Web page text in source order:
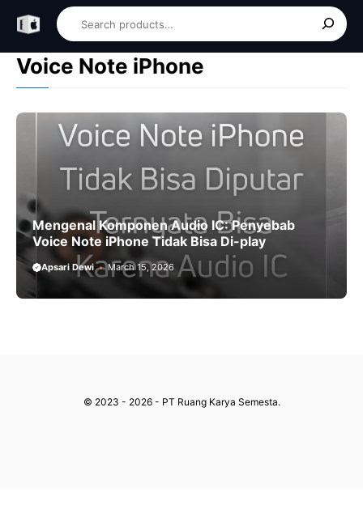
content
Voice Note iPhone
Mengenal Komponen Audio IC: Penyebab
Voice Note iPhone Tidak Bisa Di-play
Apsari Dewi March 15, 2026
© 2023 - 2026 - PT Ruang Karya Semesta.